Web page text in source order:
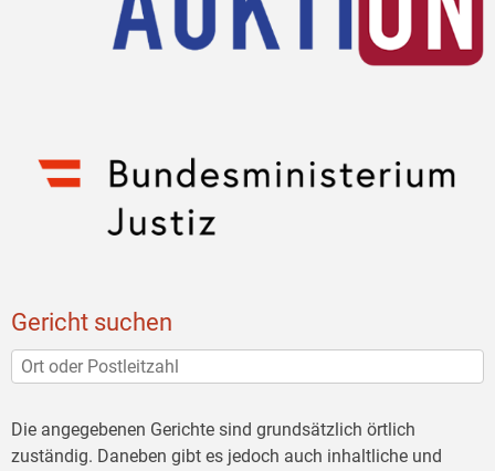
Gericht suchen
Die angegebenen Gerichte sind grundsätzlich örtlich
zuständig. Daneben gibt es jedoch auch inhaltliche und